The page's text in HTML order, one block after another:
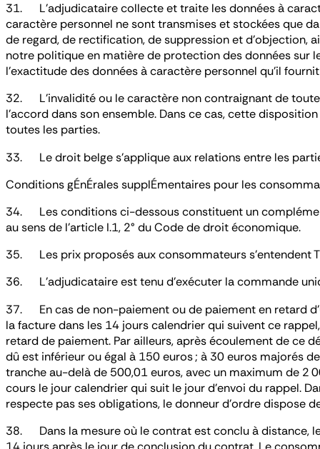
31. L’adjudicataire collecte et traite les données à
caractère personnel ne sont transmises et stockées que
de regard, de rectification, de suppression et d’objection,
notre politique en matière de protection des données sur
l’exactitude des données à caractère personnel qu’il
32. L’invalidité ou le caractère non contraignant de toute
l’accord dans son ensemble. Dans ce cas, cette
toutes les parties.
33. Le droit belge s’applique aux relations entre les
Conditions gÉnÉrales supplÉmentaires pour les
34. Les conditions ci-dessous constituent un
au sens de l’article I.1, 2° du Code de droit économique.
35. Les prix proposés aux consommateurs s’entendent
36. L’adjudicataire est tenu d’exécuter la commande
37. En cas de non-paiement ou de paiement en retard
la facture dans les 14 jours calendrier qui suivent ce
retard de paiement. Par ailleurs, après écoulement de ce
dû est inférieur ou égal à 150 euros ; à 30 euros majorés
tranche au-delà de 500,01 euros, avec un maximum de 2
cours le jour calendrier qui suit le jour d’envoi du rappel.
respecte pas ses obligations, le donneur d’ordre dispose
38. Dans la mesure où le contrat est conclu à distance,